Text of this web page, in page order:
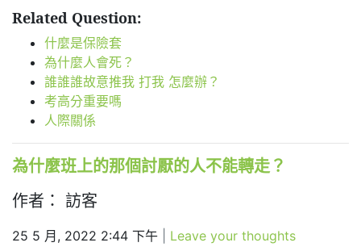
Related Question:
什麼是保險套
為什麼人會死？
誰誰誰故意推我 打我 怎麼辦？
考高分重要嗎
人際關係
為什麼班上的那個討厭的人不能轉走？
作者： 訪客
25 5 月, 2022 2:44 下午
Leave your thoughts